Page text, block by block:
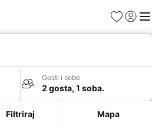
FavoritiPrijavi
Gosti i sobe
2 gosta, 1 soba.
Filtriraj Mapa